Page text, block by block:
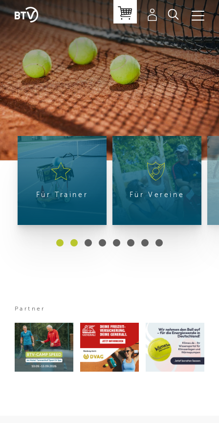
Für Trainer Für Vereine
Partner